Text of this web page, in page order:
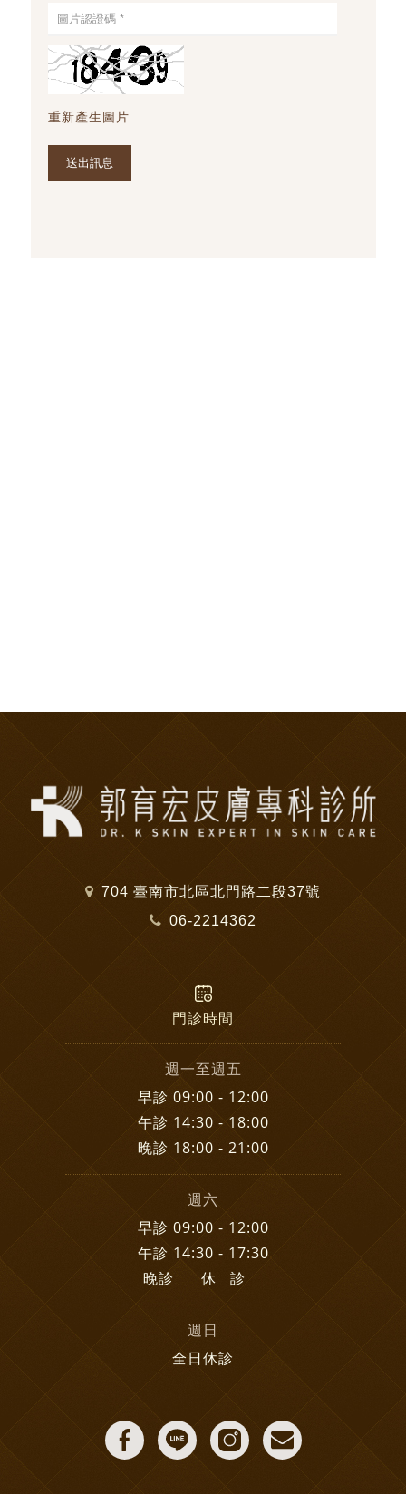
重新產生圖片
704 臺南市北區北門路二段37號
06-2214362
門診時間
週一至週五
早診 09:00 - 12:00
午診 14:30 - 18:00
晚診 18:00 - 21:00
週六
早診 09:00 - 12:00
午診 14:30 - 17:30
晚診 休 診
週日
全日休診